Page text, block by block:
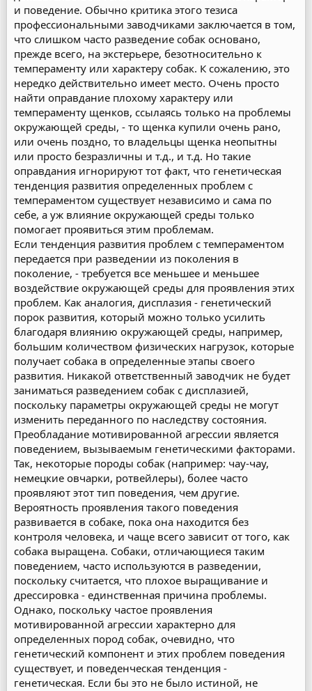
и поведение. Обычно критика этого тезиса
профессиональными заводчиками заключается в том,
что слишком часто разведение собак основано,
прежде всего, на экстерьере, безотносительно к
темпераменту или характеру собак. К сожалению, это
нередко действительно имеет место. Очень просто
найти оправдание плохому характеру или
темпераменту щенков, ссылаясь только на проблемы
окружающей среды, - то щенка купили очень рано,
или очень поздно, то владельцы щенка неопытны
или просто безразличны и т.д., и т.д. Но такие
оправдания игнорируют тот факт, что генетическая
тенденция развития определенных проблем с
темпераментом существует независимо и сама по
себе, а уж влияние окружающей среды только
помогает проявиться этим проблемам.
Если тенденция развития проблем с темпераментом
передается при разведении из поколения в
поколение, - требуется все меньшее и меньшее
воздействие окружающей среды для проявления этих
проблем. Как аналогия, дисплазия - генетический
порок развития, который можно только усилить
благодаря влиянию окружающей среды, например,
большим количеством физических нагрузок, которые
получает собака в определенные этапы своего
развития. Никакой ответственный заводчик не будет
заниматься разведением собак с дисплазией,
поскольку параметры окружающей среды не могут
изменить переданного по наследству состояния.
Преобладание мотивированной агрессии является
поведением, вызываемым генетическими факторами.
Так, некоторые породы собак (например: чау-чау,
немецкие овчарки, ротвейлеры), более часто
проявляют этот тип поведения, чем другие.
Вероятность проявления такого поведения
развивается в собаке, пока она находится без
контроля человека, и чаще всего зависит от того, как
собака выращена. Собаки, отличающиеся таким
поведением, часто используются в разведении,
поскольку считается, что плохое выращивание и
дрессировка - единственная причина проблемы.
Однако, поскольку частое проявления
мотивированной агрессии характерно для
определенных пород собак, очевидно, что
генетический компонент и этих проблем поведения
существует, и поведенческая тенденция -
генетическая. Если бы это не было истиной, не